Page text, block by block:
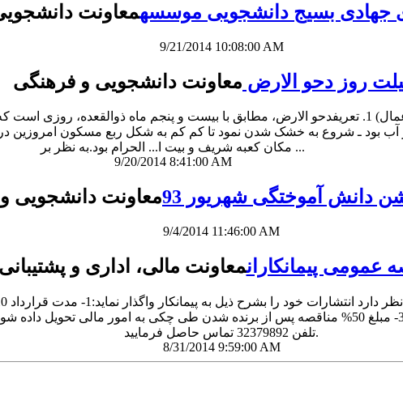
بسیج دانشجویی موسسهمعاونت
9/21/2014 10:08:00 AM
روز دحو الارض معاونت دانشجویی و فرهنگی
فردا "دحوالارض" می‌باشد، از دستش ندهید! (+اعمال) 1. تعریفدحو الارض، مطابق با بیست و پنجم
بود ـ شروع به خشک شدن نمود تا کم کم به شکل ربع مسکون امروزین
مکان کعبه شریف و بیت ا... الحرام بود.به نظر بر ...
9/20/2014 8:41:00 AM
آموختگی شهریور 93 معاونت دانشجویی
9/4/2014 11:46:00 AM
عمومی پیمانکارانمعاونت مالی، اداری و پشتیبانی
مناقصه در پاکت در بسته به مدیر اداری موسسه تحویل داده شود.3- مبلغ 50% مناقصه پس از برنده شدن
تلفن 32379892 تماس حاصل فرمایید.
8/31/2014 9:59:00 AM